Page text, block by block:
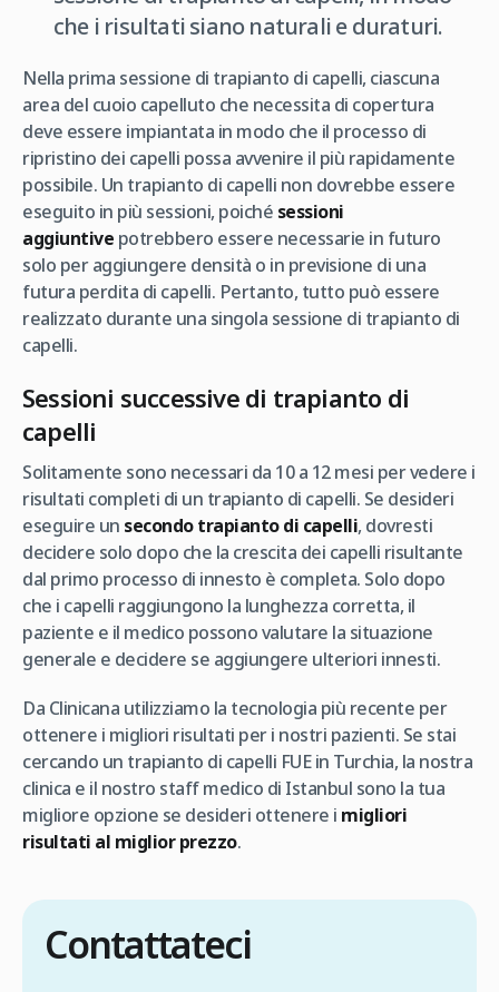
che i risultati siano naturali e duraturi.
Nella prima sessione di trapianto di capelli, ciascuna
area del cuoio capelluto che necessita di copertura
deve essere impiantata in modo che il processo di
ripristino dei capelli possa avvenire il più rapidamente
possibile. Un trapianto di capelli non dovrebbe essere
eseguito in più sessioni, poiché sessioni
aggiuntive potrebbero essere necessarie in futuro
solo per aggiungere densità o in previsione di una
futura perdita di capelli. Pertanto, tutto può essere
realizzato durante una singola sessione di trapianto di
capelli.
Sessioni successive di trapianto di
capelli
Solitamente sono necessari da 10 a 12 mesi per vedere i
risultati completi di un trapianto di capelli. Se desideri
eseguire un secondo trapianto di capelli, dovresti
decidere solo dopo che la crescita dei capelli risultante
dal primo processo di innesto è completa. Solo dopo
che i capelli raggiungono la lunghezza corretta, il
paziente e il medico possono valutare la situazione
generale e decidere se aggiungere ulteriori innesti.
Da Clinicana utilizziamo la tecnologia più recente per
ottenere i migliori risultati per i nostri pazienti. Se stai
cercando un trapianto di capelli FUE in Turchia, la nostra
clinica e il nostro staff medico di Istanbul sono la tua
migliore opzione se desideri ottenere i migliori
risultati al miglior prezzo.
Contattateci